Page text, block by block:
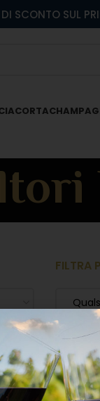
FILTRA
SCONTO SUL